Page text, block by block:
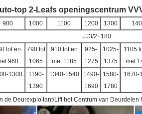
top 2-Leafs openingscentrum
900 1000 1100 1200 1300
JJ3/2+180
tot en
960
790 tot
1065
910 tot en
met 1185
925-
1275
1025-
1375
1105
met
1300
1190-
1390
1340-1540
1490-
1690
1580-
1780
1670-